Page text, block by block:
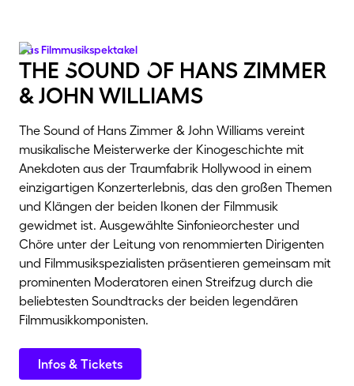
The Sound Of Hans Zimmer
& John Williams
Das Filmmusikspektakel
The Sound of Hans Zimmer & John Williams vereint
musikalische Meisterwerke der Kinogeschichte mit
Anekdoten aus der Traumfabrik Hollywood in einem
einzigartigen Konzerterlebnis, das den großen Themen
und Klängen der beiden Ikonen der Filmmusik
gewidmet ist. Ausgewählte Sinfonieorchester und
Chöre unter der Leitung von renommierten Dirigenten
und Filmmusikspezialisten präsentieren gemeinsam mit
prominenten Moderatoren einen Streifzug durch die
beliebtesten Soundtracks der beiden legendären
Filmmusikkomponisten.
Infos & Tickets